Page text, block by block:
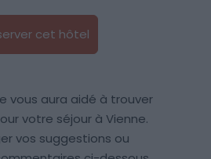
cet hôtel
vous aura aidé à trouver
votre séjour à Vienne.
vos suggestions ou